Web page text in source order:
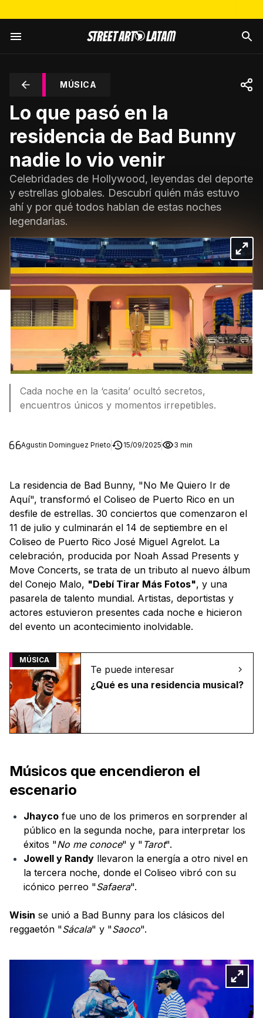
MÚSICA
Lo que pasó en la
residencia de Bad Bunny
nadie lo vio venir
Celebridades de Hollywood, leyendas del deporte
y estrellas globales. Descubrí quién más estuvo
ahí y por qué todos hablan de estas noches
legendarias.
Cada noche en la ‘casita’ ocultó secretos,
encuentros únicos y momentos irrepetibles.
Agustin Dominguez Prieto 15/09/2025 3 min
La residencia de Bad Bunny, "No Me Quiero Ir de
Aquí", transformó el Coliseo de Puerto Rico en un
desfile de estrellas. 30 conciertos que comenzaron el
11 de julio y culminarán el 14 de septiembre en el
Coliseo de Puerto Rico José Miguel Agrelot. La
celebración, producida por Noah Assad Presents y
Move Concerts, se trata de un tributo al nuevo álbum
del Conejo Malo, "Debí Tirar Más Fotos", y una
pasarela de talento mundial. Artistas, deportistas y
actores estuvieron presentes cada noche e hicieron
del evento un acontecimiento inolvidable.
MÚSICA
Te puede interesar
¿Qué es una residencia musical?
Músicos que encendieron el
escenario
Jhayco fue uno de los primeros en sorprender al
público en la segunda noche, para interpretar los
éxitos "No me conoce" y " Tarot".
Jowell y Randy llevaron la energía a otro nivel en
la tercera noche, donde el Coliseo vibró con su
icónico perreo "Safaera".
Wisin se unió a Bad Bunny para los clásicos del
reggaetón "Sácala" y "Saoco".